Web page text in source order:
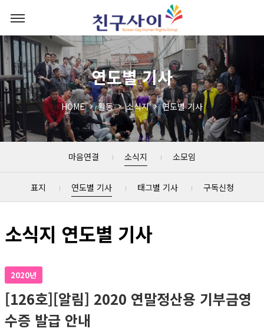
연도별 기사
HOME 활동 소식지 연도별 기사
마음연결 소식지 소모임
표지 연도별 기사 태그별 기사 구독신청
소식지 연도별 기사
2020년
[126호][알림] 2020 연말정산용 기부금영
수증 발급 안내